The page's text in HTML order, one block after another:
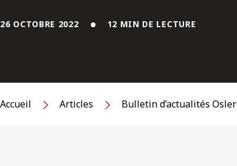
26 OCTOBRE 2022 12 MIN DE LECTURE
Accueil Articles Bulletin d’actualités Osler